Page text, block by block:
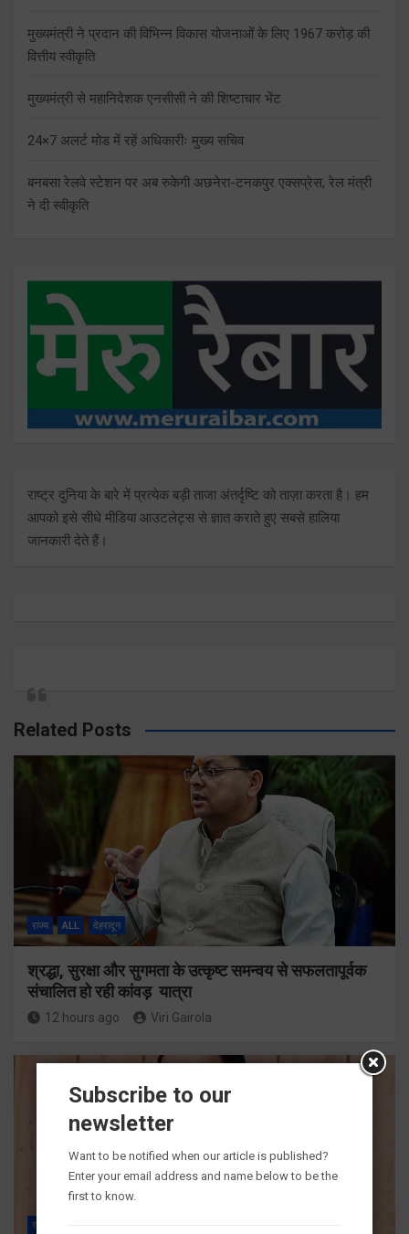
मुख्यमंत्री ने प्रदान की विभिन्न विकास योजनाओं के लिए 1967 करोड़ की
वित्तीय स्वीकृति
मुख्यमंत्री से महानिदेशक एनसीसी ने की शिष्टाचार भेंट
24×7 अलर्ट मोड में रहें अधिकारीः मुख्य सचिव
बनबसा रेलवे स्टेशन पर अब रुकेगी अछनेरा-टनकपुर एक्सप्रेस, रेल मंत्री
ने दी स्वीकृति
राष्ट्र दुनिया के बारे में प्रत्येक बड़ी ताजा अंतर्दृष्टि को ताज़ा करता है। हम
आपको इसे सीधे मीडिया आउटलेट्स से ज्ञात कराते हुए सबसे हालिया
जानकारी देते हैं।
Related Posts
राज्य ALL देहरादून
श्रद्धा, सुरक्षा और सुगमता के उत्कृष्ट समन्वय से सफलतापूर्वक
संचालित हो रही कांवड़ यात्रा
12 hours ago Viri Gairola
राज्य
Subscribe to our
newsletter
Want to be notified when our article is published?
Enter your email address and name below to be the
first to know.